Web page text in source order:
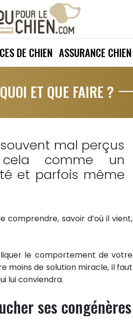
DE CHIEN ASSURANCE CHIEN
ET QUE FAIRE ?
mal perçus
comme un
et parfois même
savoir d’où il vient,
le comportement de votre
moins de solution miracle, il faut
lui conviendra.
ses congénères